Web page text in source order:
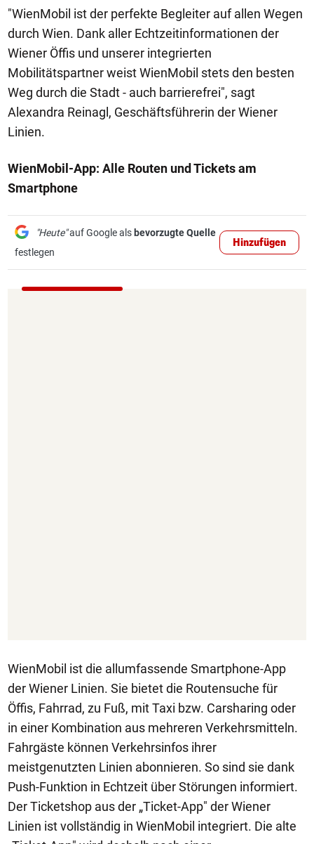
"WienMobil ist der perfekte Begleiter auf allen Wegen
durch Wien. Dank aller Echtzeitinformationen der
Wiener Öffis und unserer integrierten
Mobilitätspartner weist WienMobil stets den besten
Weg durch die Stadt - auch barrierefrei", sagt
Alexandra Reinagl, Geschäftsführerin der Wiener
Linien.
WienMobil-App: Alle Routen und Tickets am
Smartphone
"Heute"auf Google als bevorzugte Quelle
festlegen
Hinzufügen
WienMobil ist die allumfassende Smartphone-App
der Wiener Linien. Sie bietet die Routensuche für
Öffis, Fahrrad, zu Fuß, mit Taxi bzw. Carsharing oder
in einer Kombination aus mehreren Verkehrsmitteln.
Fahrgäste können Verkehrsinfos ihrer
meistgenutzten Linien abonnieren. So sind sie dank
Push-Funktion in Echtzeit über Störungen informiert.
Der Ticketshop aus der „Ticket-App" der Wiener
Linien ist vollständig in WienMobil integriert. Die alte